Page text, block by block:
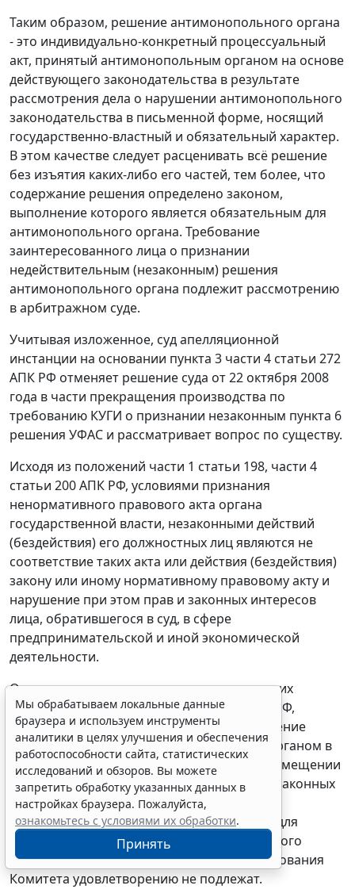
Таким образом, решение антимонопольного органа
- это индивидуально-конкретный процессуальный
акт, принятый антимонопольным органом на основе
действующего законодательства в результате
рассмотрения дела о нарушении антимонопольного
законодательства в письменной форме, носящий
государственно-властный и обязательный характер.
В этом качестве следует расценивать всё решение
без изъятия каких-либо его частей, тем более, что
содержание решения определено законом,
выполнение которого является обязательным для
антимонопольного органа. Требование
заинтересованного лица о признании
недействительным (незаконным) решения
антимонопольного органа подлежит рассмотрению
в арбитражном суде.
Учитывая изложенное, суд апелляционной
инстанции на основании пункта 3 части 4 статьи 272
АПК РФ отменяет решение суда от 22 октября 2008
года в части прекращения производства по
требованию КУГИ о признании незаконным пункта 6
решения УФАС и рассматривает вопрос по существу.
Исходя из положений части 1 статьи 198, части 4
статьи 200АПК РФ, условиями признания
ненормативного правового акта органа
государственной власти, незаконными действий
(бездействия) его должностных лиц являются не
соответствие таких акта или действия (бездействия)
закону или иному нормативному правовому акту и
нарушение при этом прав и законных интересов
лица, обратившегося в суд, в сфере
предпринимательской и иной экономической
деятельности.
Оценив представленные доказательства в их
совокупности по правиламстатьи 71
АПК РФ,
апелляционная коллегия считает, что решение
Управление вынесено уполномоченным органом в
соответствии с требованиями Закона о размещении
заказов, доказательств нарушения прав и законных
интересов Комитета этим решением не
представлено. Следовательно, оснований для
признания недействительным оспариваемого
решения в части пункта 6 не имеется, требования
Комитета удовлетворению не подлежат.
Мы обрабатываем локальные данные
браузера и используем инструменты
аналитики в целях улучшения и обеспечения
работоспособности сайта, статистических
исследований и обзоров. Вы можете
запретить обработку указанных данных в
настройках браузера. Пожалуйста,
ознакомьтесь с условиями их обработки.
Принять